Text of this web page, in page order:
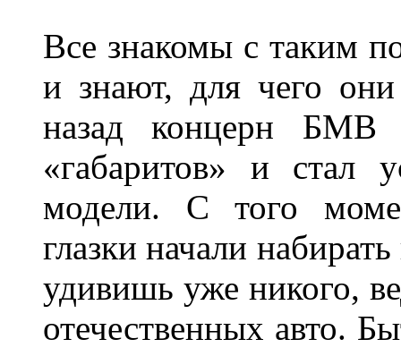
Все знакомы с таким
и знают, для чего
назад концерн БМВ
«габаритов» и стал
модели. С того
глазки начали
удивишь уже никого,
отечественных авто.